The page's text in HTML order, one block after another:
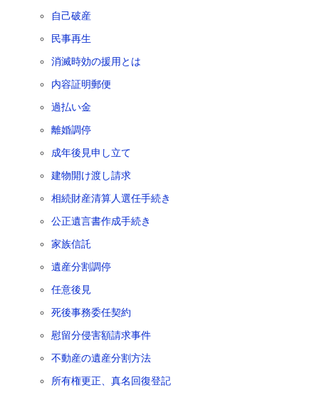
自己破産
民事再生
消滅時効の援用とは
内容証明郵便
過払い金
離婚調停
成年後見申し立て
建物開け渡し請求
相続財産清算人選任手続き
公正遺言書作成手続き
家族信託
遺産分割調停
任意後見
死後事務委任契約
慰留分侵害額請求事件
不動産の遺産分割方法
所有権更正、真名回復登記